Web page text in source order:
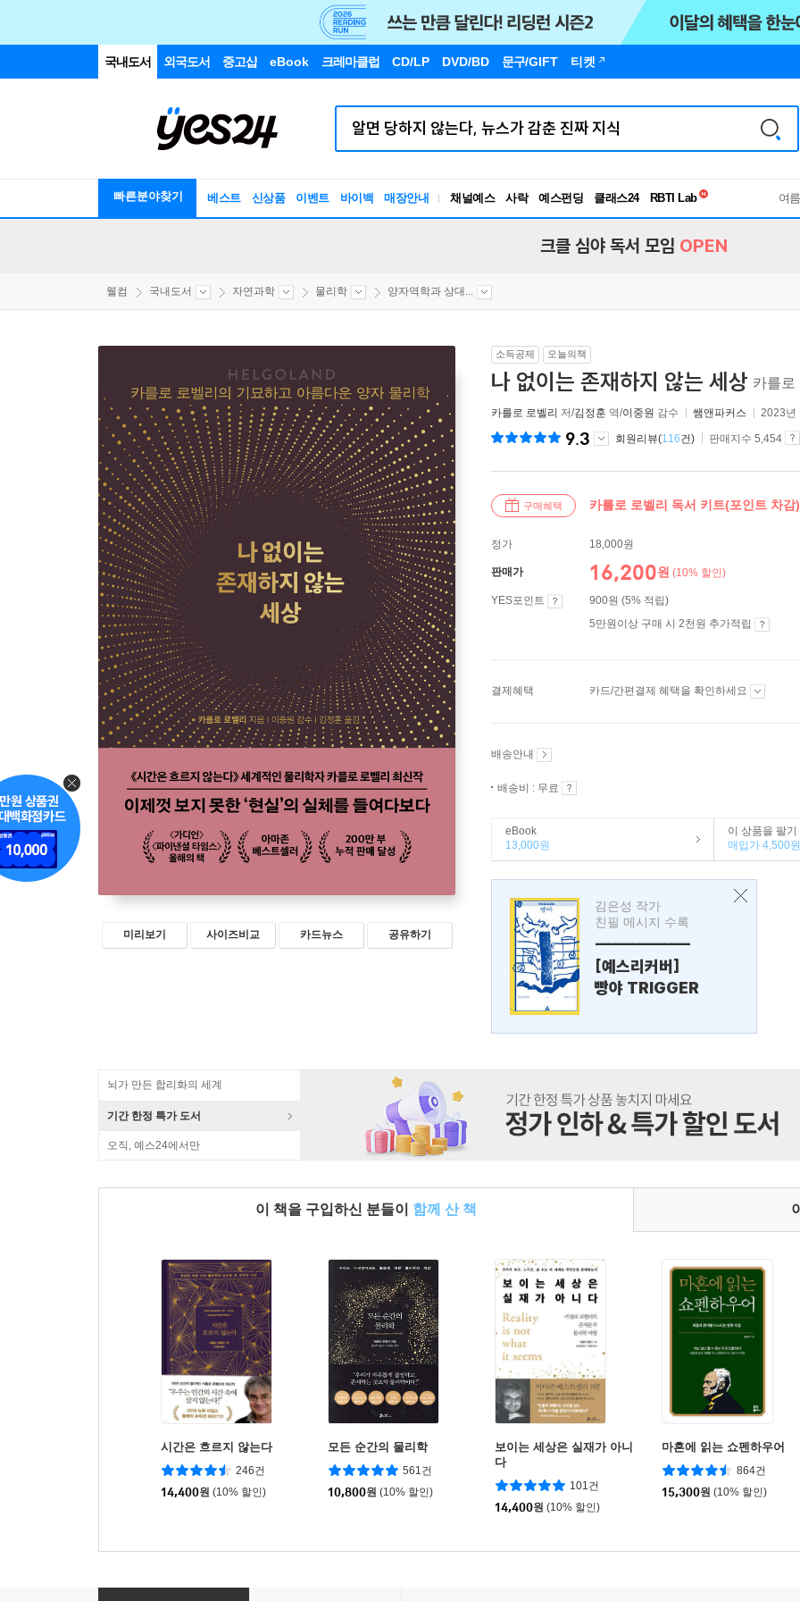
국내도서 외국도서 중고샵 eBook 크레마클럽 CD/LP DVD/BD 문구/GIFT 티켓
빠른분야찾기 베스트 신상품 이벤트 바이백 매장안내 채널예스 사락 예스펀딩 클래스24
RBTI Lab
독서유형검사
여
크클 심야 독서 모임 OPEN
웰컴 국내도서 자연과학 물리학 양자역학과 상대...
미리보기 사이즈비교 카드뉴스 공유하기
소득공제 오늘의책
나 없이는 존재하지 않는 세상 카를로
카를로 로벨리 저/김정훈 역/이중원 감수 쌤앤파커스 2023년
9.3 회원리뷰(116건) 판매지수 5,454
구매혜택 카를로 로벨리 독서 키트(포인트 차감)
정가 18,000원
판매가 16,200원 (10% 할인)
YES포인트
900원 (5% 적립)
5만원이상 구매 시 2천원 추가적립
결제혜택 카드/간편결제 혜택을 확인하세요
배송안내
배송비 : 무료
eBook
13,000원
이 상품을 팔기
매입가 4,500원
김은성 작가
친필 메시지 수록
---------------
[예스리커버]
빵야 TRIGGER
뇌가 만든 합리화의 세계
기간 한정 특가 도서
오직, 예스24에서만
이 책을 구입하신 분들이 함께 산 책
시간은 흐르지 않는다
246건
14,400원 (10% 할인)
모든 순간의 물리학
561건
10,800원 (10% 할인)
보이는 세상은 실재가 아니
다
101건
14,400원 (10% 할인)
마흔에 읽는 쇼펜하우어
864건
15,300원 (10% 할인)